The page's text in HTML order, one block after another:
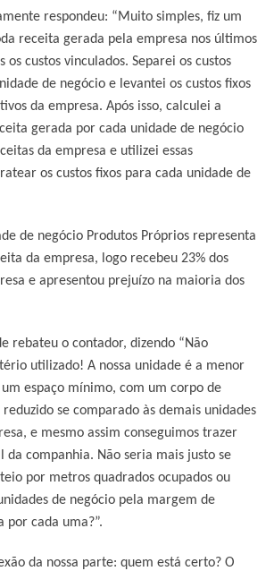
respondeu: “Muito simples, fiz um
receita gerada pela empresa nos últimos
os custos vinculados. Separei os custos
de negócio e levantei os custos fixos
da empresa. Após isso, calculei a
gerada por cada unidade de negócio
da empresa e utilizei essas
os custos fixos para cada unidade de
de negócio Produtos Próprios representa
da empresa, logo recebeu 23% dos
e apresentou prejuízo na maioria dos
rebateu o contador, dizendo “Não
utilizado! A nossa unidade é a menor
espaço mínimo, com um corpo de
se comparado às demais unidades
e mesmo assim conseguimos trazer
da companhia. Não seria mais justo se
por metros quadrados ocupados ou
de negócio pela margem de
por cada uma?”.
da nossa parte: quem está certo? O